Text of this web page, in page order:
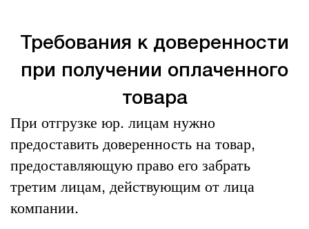
Требования к доверенности
при получении оплаченного
товара
При отгрузке юр. лицам нужно
предоставить доверенность на товар,
предоставляющую право его забрать
третим лицам, действующим от лица
компании.